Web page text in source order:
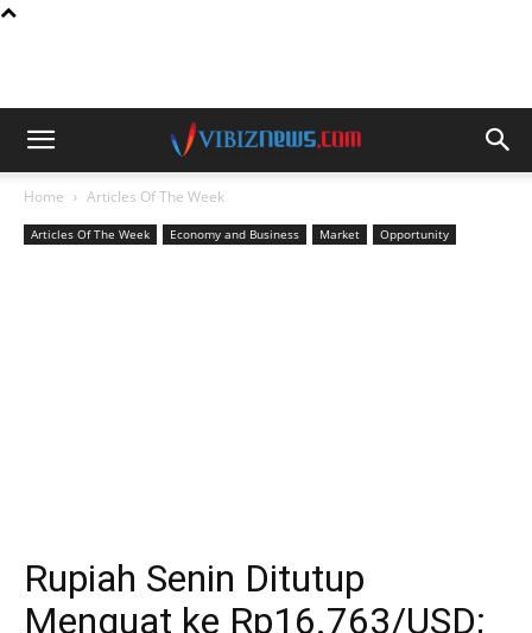
Home Articles Of The Week
Articles Of The Week Economy and Business Market Opportunity
Rupiah Senin Ditutup
Menguat ke Rp16.763/USD;